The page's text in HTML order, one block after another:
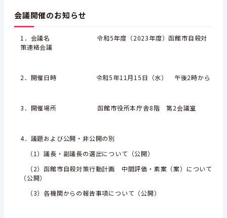
会議開催のお知らせ
1．会議名
令和5年度（2023年度）函館市自殺対
策連絡会議
2．開催日時 令和5年11月15日（水） 午後2時から
3．開催場所 函館市役所本庁舎8階 第2会議室
4．議題および公開・非公開の別
（1）議長・副議長の選出について（公開）
（2）函館市自殺対策行動計画 中間評価・素案（案）について
（公開）
（3）各機関からの報告事項について（公開）